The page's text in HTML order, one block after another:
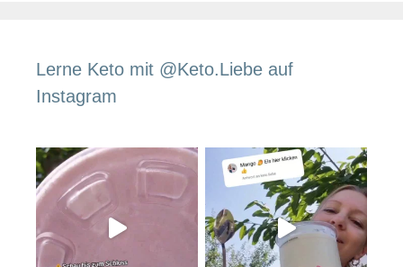
Lerne Keto mit @Keto.Liebe auf
Instagram